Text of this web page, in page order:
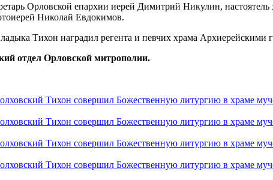
Орловской епархии иерей Димитрий Никулин,
Николай Евдокимов.
Тихон наградил регента и певчих храма
отдел Орловской митрополии.